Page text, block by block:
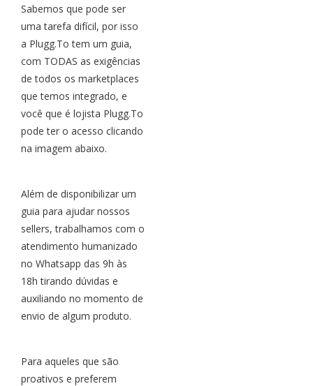
Sabemos que pode ser
uma tarefa difícil, por isso
a Plugg.To tem um guia,
com TODAS as exigências
de todos os marketplaces
que temos integrado, e
você que é lojista Plugg.To
pode ter o acesso clicando
na imagem abaixo.
Além de disponibilizar um
guia para ajudar nossos
sellers, trabalhamos com o
atendimento humanizado
no Whatsapp das 9h às
18h tirando dúvidas e
auxiliando no momento de
envio de algum produto.
Para aqueles que são
proativos e preferem